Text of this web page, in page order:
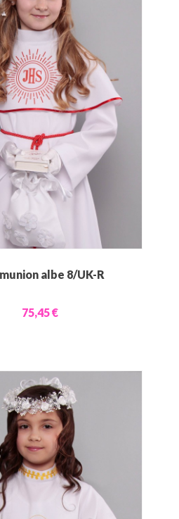
albe 8/UK-R
75,45 €